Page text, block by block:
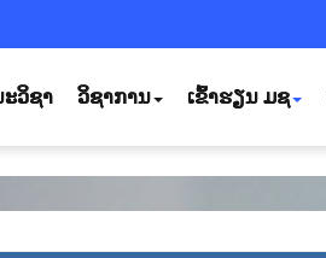
ວິຊາ ວິຊາການ ເຂົ້າຮຽນ ມຊ